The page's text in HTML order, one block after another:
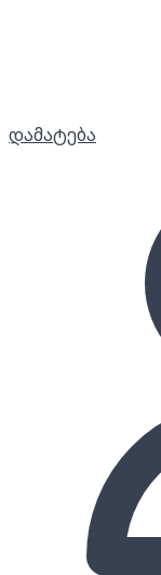
დამატება